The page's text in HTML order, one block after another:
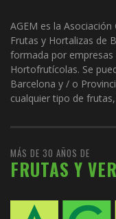
AGEM es la
Frutas y Hortalizas de
formada por
Hortofrutícolas. Se
Barcelona y / o
cualquier tipo de
MÁS DE 30 AÑOS DE
FRUTAS Y